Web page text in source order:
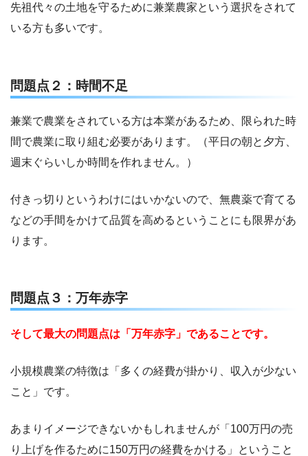
先祖代々の土地を守るために兼業農家という選択をされて
いる方も多いです。
問題点２：時間不足
兼業で農業をされている方は本業があるため、限られた時
間で農業に取り組む必要があります。（平日の朝と夕方、
週末ぐらいしか時間を作れません。）
付きっ切りというわけにはいかないので、無農薬で育てる
などの手間をかけて品質を高めるということにも限界があ
ります。
問題点３：万年赤字
そして最大の問題点は「万年赤字」であることです。
小規模農業の特徴は「多くの経費が掛かり、収入が少ない
こと」です。
あまりイメージできないかもしれませんが「100万円の売
り上げを作るために150万円の経費をかける」ということ